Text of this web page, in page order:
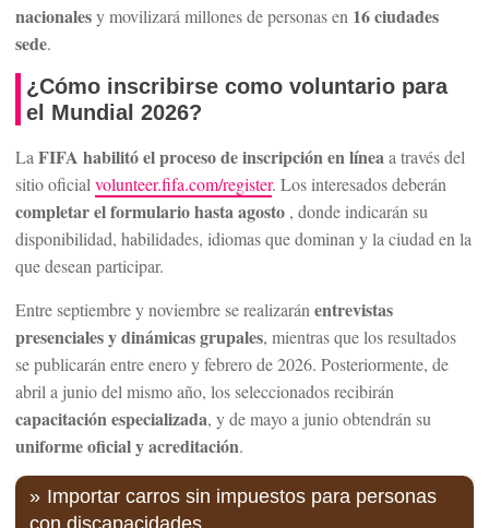
nacionalesy movilizará millones de personas en 16 ciudades
sede.
¿Cómo inscribirse como voluntario para
el Mundial 2026?
La FIFA habilitó el proceso de inscripción en líneaa través del
sitio oficial volunteer.fifa.com/register. Los interesados deberán
completar el formulario hasta agosto , donde indicarán su
disponibilidad, habilidades, idiomas que dominan y la ciudad en la
que desean participar.
Entre septiembre y noviembre se realizarán entrevistas
presenciales y dinámicas grupales, mientras que los resultados
se publicarán entre enero y febrero de 2026. Posteriormente, de
abril a junio del mismo año, los seleccionados recibirán
capacitación especializada, y de mayo a junio obtendrán su
uniforme oficial y acreditación.
Importar carros sin impuestos para personas
con discapacidades